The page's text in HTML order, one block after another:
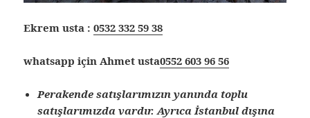
Ekrem usta :0532 332 59 38
whatsapp için Ahmet usta0552 603 96 56
Perakende satışlarımızın yanında toplu
satışlarımızda vardır. Ayrıca İstanbul dışına